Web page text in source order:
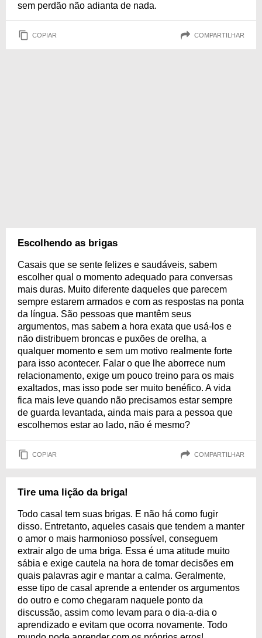
sem perdão não adianta de nada.
COPIAR COMPARTILHAR
Escolhendo as brigas
Casais que se sente felizes e saudáveis, sabem
escolher qual o momento adequado para conversas
mais duras. Muito diferente daqueles que parecem
sempre estarem armados e com as respostas na ponta
da língua. São pessoas que mantêm seus
argumentos, mas sabem a hora exata que usá-los e
não distribuem broncas e puxões de orelha, a
qualquer momento e sem um motivo realmente forte
para isso acontecer. Falar o que lhe aborrece num
relacionamento, exige um pouco treino para os mais
exaltados, mas isso pode ser muito benéfico. A vida
fica mais leve quando não precisamos estar sempre
de guarda levantada, ainda mais para a pessoa que
escolhemos estar ao lado, não é mesmo?
COPIAR COMPARTILHAR
Tire uma lição da briga!
Todo casal tem suas brigas. E não há como fugir
disso. Entretanto, aqueles casais que tendem a manter
o amor o mais harmonioso possível, conseguem
extrair algo de uma briga. Essa é uma atitude muito
sábia e exige cautela na hora de tomar decisões em
quais palavras agir e mantar a calma. Geralmente,
esse tipo de casal aprende a entender os argumentos
do outro e como chegaram naquele ponto da
discussão, assim como levam para o dia-a-dia o
aprendizado e evitam que ocorra novamente. Todo